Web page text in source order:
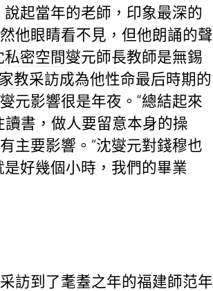
起當年的老師，印象最深的
他眼睛看不見，但他朗誦的聲
私密空間燮元師長教師是無錫
家教采訪成為他性命最后時期的
元影響很是年夜。“總結起來
讀書，做人要留意本身的操
主要影響。”沈燮元對錢穆也
好幾個小時，我們的畢業
訪到了耄耋之年的福建師范年